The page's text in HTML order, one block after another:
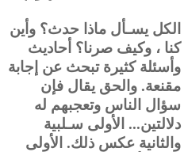
الكل يسـأل ماذا حدث؟ وأين
كنا ، وكيف صرنا؟ أحاديث
وأسئلة كثيرة تبحث عن إجابة
مقنعة. والحق يقال فإن
سؤال الناس وتعجبهم له
دلالتين... الأولى سـلبية
والثانية عكس ذلك. الأولى